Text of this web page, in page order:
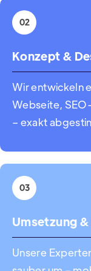
02
Konzept &
Wir entwickeln
Webseite,
– exakt
03
Umsetzung &
Unsere